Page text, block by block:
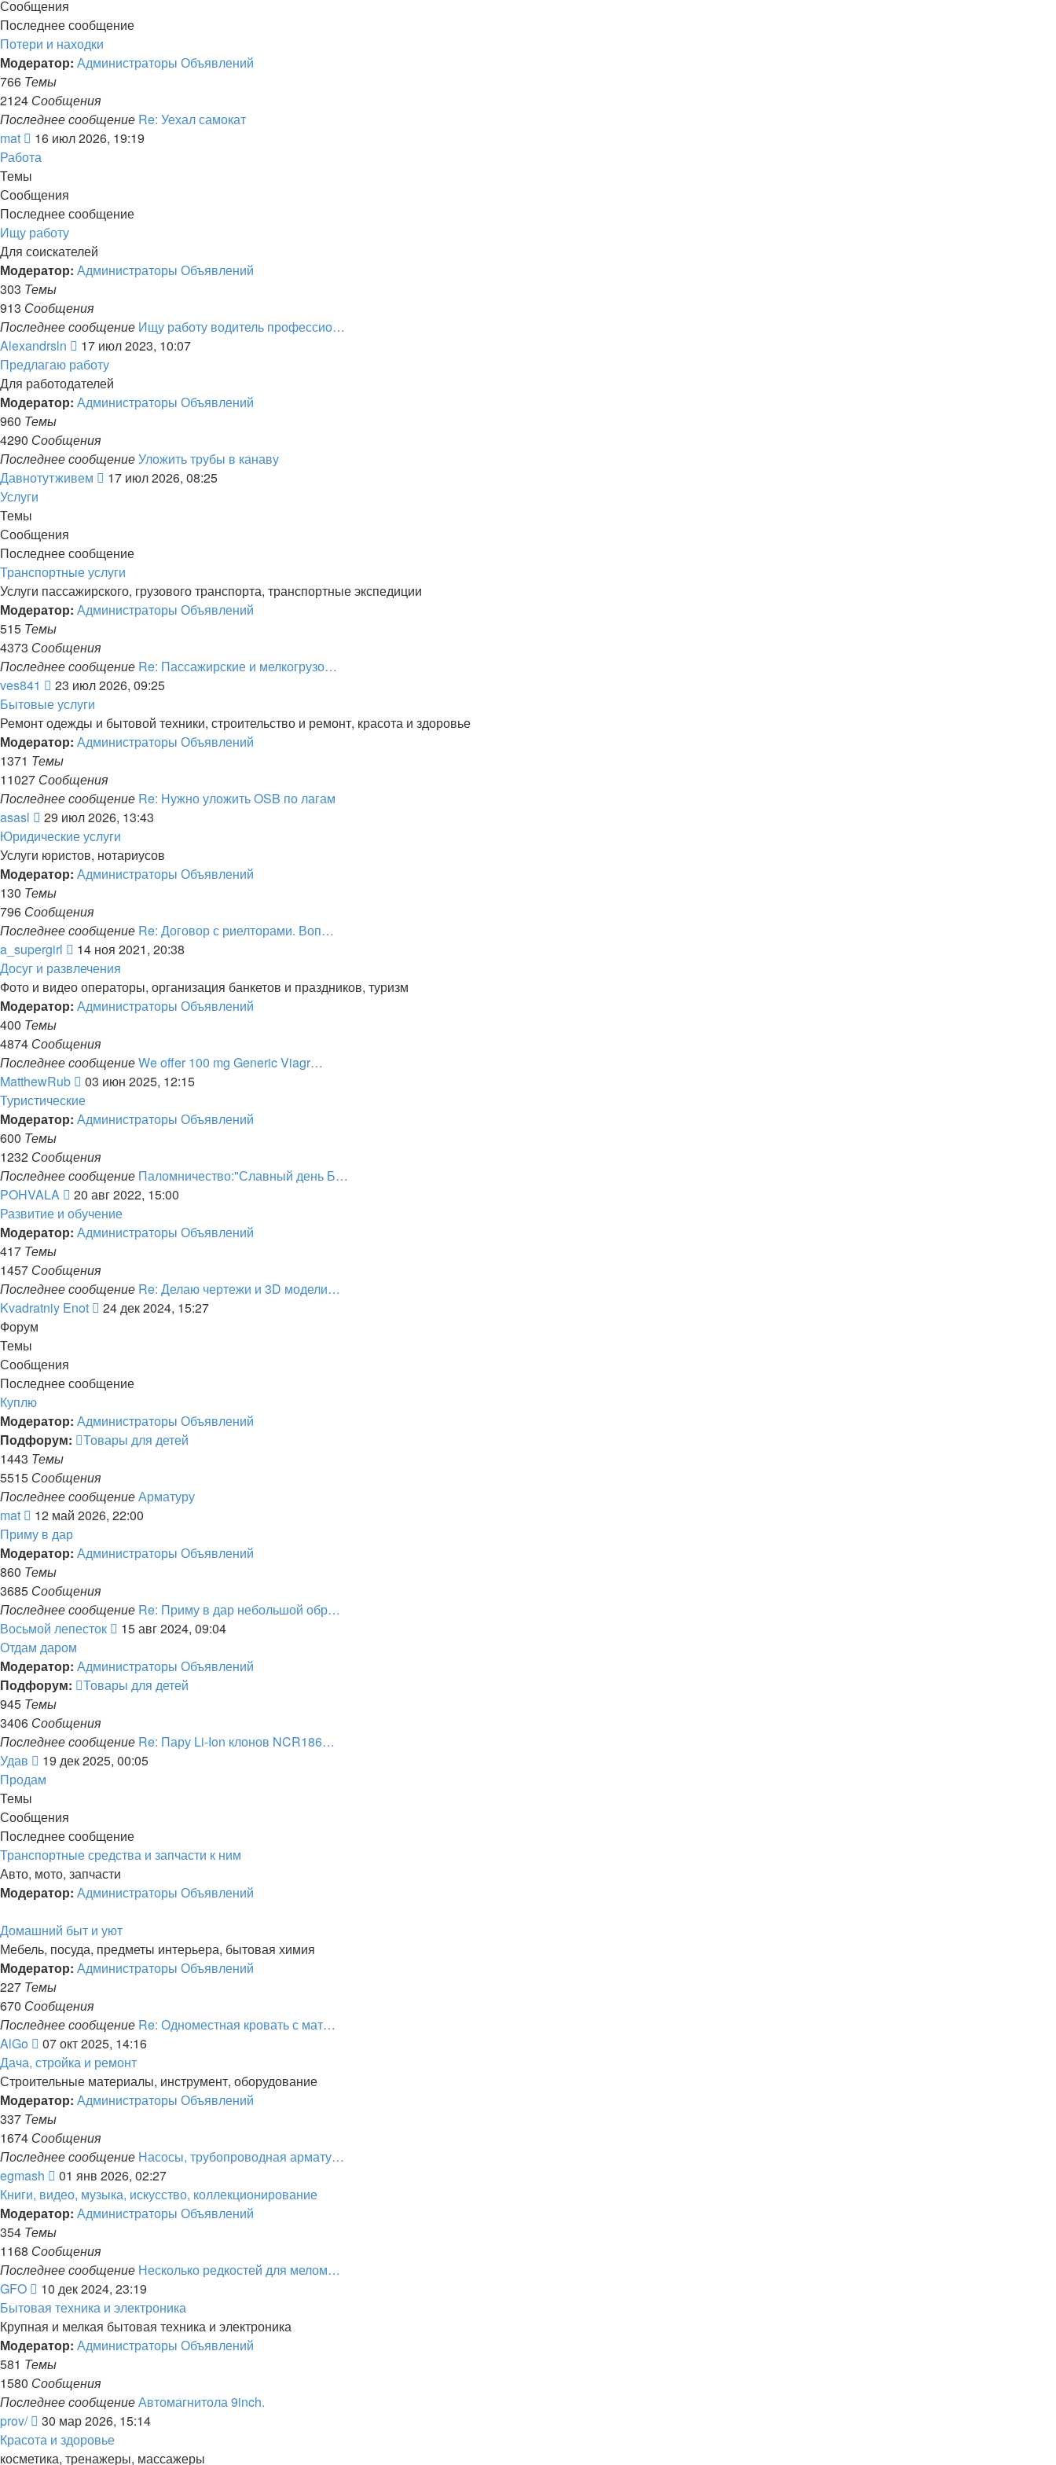
Сообщения
Последнее сообщение
Потери и находки
Модератор: Администраторы Объявлений
766 Темы
2124 Сообщения
Последнее сообщение Re: Уехал самокат
mat
Перейти
к
последнему
сообщению
16 июл 2026, 19:19
Работа
Темы
Сообщения
Последнее сообщение
Ищу работу
Для соискателей
Модератор: Администраторы Объявлений
303 Темы
913 Сообщения
Последнее сообщение Ищу работу водитель профессио…
Alexandrsln
Перейти
к
последнему
сообщению
17 июл 2023, 10:07
Предлагаю работу
Для работодателей
Модератор: Администраторы Объявлений
960 Темы
4290 Сообщения
Последнее сообщениеУложить трубы в канаву
Давнотутживем
Перейти
17 июл 2026, 08:25
Услуги
Темы
Сообщения
Последнее сообщение
Транспортные услуги
Услуги пассажирского, грузового транспорта, транспортные экспедиции
Модератор: Администраторы Объявлений
515 Темы
4373 Сообщения
Последнее сообщение Re: Пассажирские и мелкогрузо…
ves841
Перейти
к
последнему
сообщению
23 июл 2026, 09:25
Бытовые услуги
Ремонт одежды и бытовой техники, строительство и ремонт, красота и здоровье
Модератор: Администраторы Объявлений
1371 Темы
11027 Сообщения
Последнее сообщение Re: Нужно уложить OSB по лагам
asasl
Перейти
к
последнему
сообщению
29 июл 2026, 13:43
Юридические услуги
Услуги юристов, нотариусов
Модератор: Администраторы Объявлений
130 Темы
796 Сообщения
Последнее сообщение Re: Договор с риелторами. Воп…
a_supergirl
Перейти
к
последнему
сообщению
14 ноя 2021, 20:38
Досуг и развлечения
Фото и видео операторы, организация банкетов и праздников, туризм
Модератор: Администраторы Объявлений
400 Темы
4874 Сообщения
Последнее сообщениеWe offer 100 mg Generic Viagr…
MatthewRub
Перейти
к
последнему
03 июн 2025, 12:15
Туристические
Модератор: Администраторы Объявлений
600 Темы
1232 Сообщения
Последнее сообщение Паломничество:"Славный день Б…
POHVALA
Перейти
к
последнему
20 авг 2022, 15:00
Развитие и обучение
Модератор: Администраторы Объявлений
417 Темы
1457 Сообщения
Последнее сообщение Re: Делаю чертежи и 3D модели…
Kvadratniy Enot
Перейти
24 дек 2024, 15:27
Форум
Темы
Сообщения
Последнее сообщение
Куплю
Модератор: Администраторы Объявлений
Подфорум:
Товары для детей
1443 Темы
5515 Сообщения
Последнее сообщениеАрматуру
mat
Перейти
к
последнему
сообщению
12 май 2026, 22:00
Приму в дар
Модератор: Администраторы Объявлений
860 Темы
3685 Сообщения
Последнее сообщение Re: Приму в дар небольшой обр…
Восьмой лепесток
Перейти
последнему
сообщению
15 авг 2024, 09:04
Отдам даром
Модератор: Администраторы Объявлений
Подфорум:
Товары для детей
945 Темы
3406 Сообщения
Последнее сообщение Re: Пару Li-Ion клонов NCR186…
Удав
Перейти
к
сообщению
19 дек 2025, 00:05
Продам
Темы
Сообщения
Последнее сообщение
Транспортные средства и запчасти к ним
Авто, мото, запчасти
Модератор: Администраторы Объявлений
Домашний быт и уют
Мебель, посуда, предметы интерьера, бытовая химия
Модератор: Администраторы Объявлений
227 Темы
670 Сообщения
Последнее сообщение Re: Одноместная кровать с мат…
AlGo
Перейти
к
последнему
сообщению
07 окт 2025, 14:16
Дача, стройка и ремонт
Строительные материалы, инструмент, оборудование
Модератор: Администраторы Объявлений
337 Темы
1674 Сообщения
Последнее сообщение Насосы, трубопроводная армату…
egmash
Перейти
к
последнему
сообщению
01 янв 2026, 02:27
Книги, видео, музыка, искусство, коллекционирование
Модератор: Администраторы Объявлений
354 Темы
1168 Сообщения
Последнее сообщение Несколько редкостей для мелом…
GFO
Перейти
к
последнему
сообщению
10 дек 2024, 23:19
Бытовая техника и электроника
Крупная и мелкая бытовая техника и электроника
Модератор: Администраторы Объявлений
581 Темы
1580 Сообщения
Последнее сообщениеАвтомагнитола 9inch.
prov/
Перейти
к
последнему
30 мар 2026, 15:14
Красота и здоровье
косметика, тренажеры, массажеры